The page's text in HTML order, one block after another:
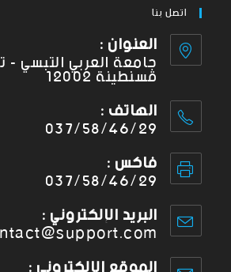
اتصل بنا
العنوان :
جامعة العربي التبسي
قسنطينة 12002
الهاتف :
037/58/46/29
فاكس :
037/58/46/29
البريد الإلكتروني :